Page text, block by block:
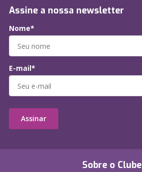
Sobre o Clube
Assine a nossa newsletter
Nome*
E-mail*
Assinar